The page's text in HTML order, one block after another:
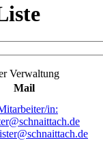
Verwaltung
Mail